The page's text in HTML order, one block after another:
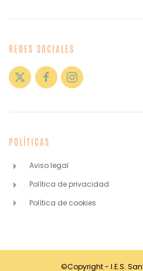
REDES SOCIALES
POLÍTICAS
Aviso legal
Política de privacidad
Política de cookies
©Copyright - I.E.S.